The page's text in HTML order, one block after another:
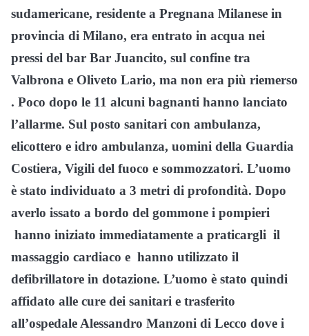
sudamericane, residente a Pregnana Milanese in
provincia di Milano, era entrato in acqua nei
pressi del bar Bar Juancito, sul confine tra
Valbrona e Oliveto Lario, ma non era più riemerso
. Poco dopo le 11 alcuni bagnanti hanno lanciato
l’allarme. Sul posto sanitari con ambulanza,
elicottero e idro ambulanza, uomini della Guardia
Costiera, Vigili del fuoco e sommozzatori. L’uomo
è stato individuato a 3 metri di profondità. Dopo
averlo issato a bordo del gommone i pompieri
hanno iniziato immediatamente a praticargli il
massaggio cardiaco e hanno utilizzato il
defibrillatore in dotazione. L’uomo è stato quindi
affidato alle cure dei sanitari e trasferito
all’ospedale Alessandro Manzoni di Lecco dove i